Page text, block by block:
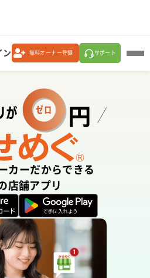
ぐオーナー登録店ご利用方法
ぐオーダー
ムポイント交換サービス
ーナー向け みせめぐ
ルマガジン バックナンバー
資料
ン 無料オーナー登録 サポート
カーだからできる
店舗アプリ